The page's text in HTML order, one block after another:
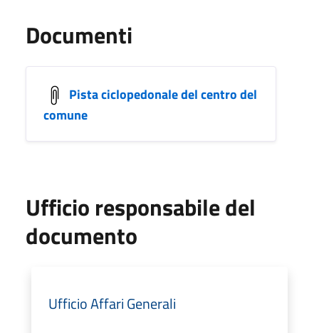
Documenti
Pista ciclopedonale del centro del
comune
Ufficio responsabile del
documento
Ufficio Affari Generali